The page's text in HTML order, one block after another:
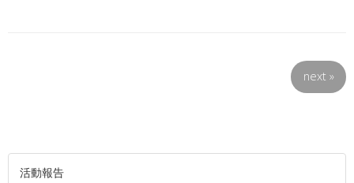
next »
活動報告